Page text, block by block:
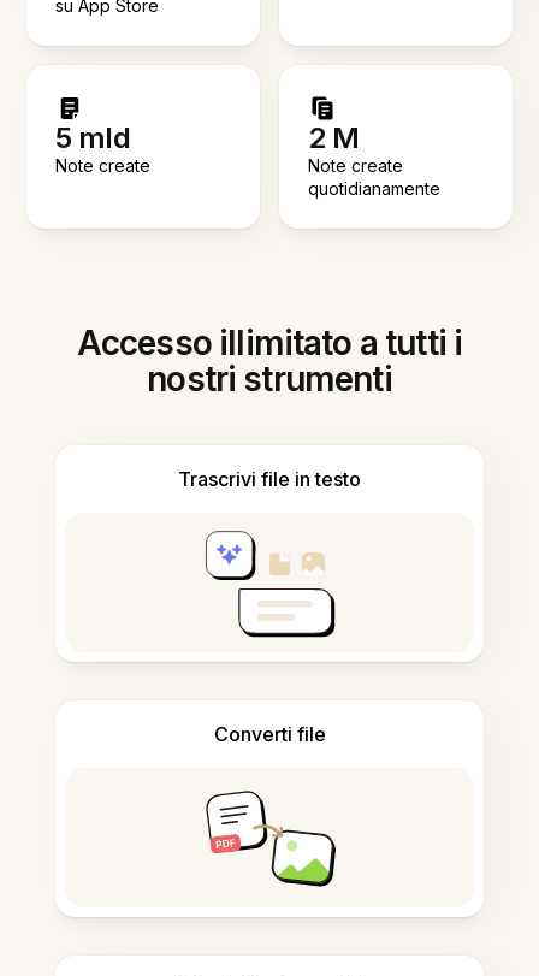
su App Store
5 mld
Note create
2 M
Note create
quotidianamente
Accesso illimitato a tutti i
nostri strumenti
Trascrivi file in testo
Converti file